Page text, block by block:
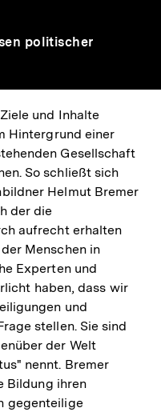
politischer
und Inhalte
Hintergrund einer
Gesellschaft
So schließt sich
Helmut Bremer
der die
aufrecht erhalten
Menschen in
Experten und
haben, dass wir
und
stellen. Sie sind
der Welt
nennt. Bremer
Bildung ihren
gegenteilige